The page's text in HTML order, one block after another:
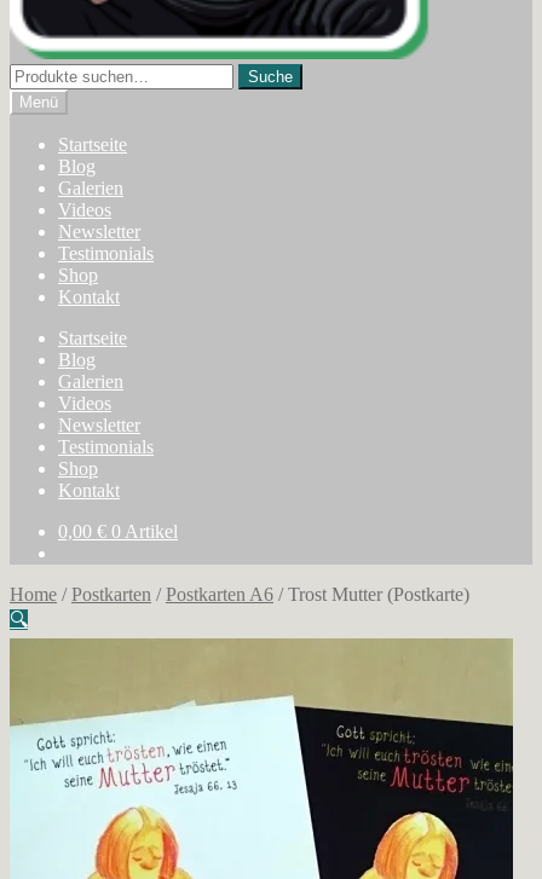
Suche
nach:
Suche
Menü
Startseite
Blog
Galerien
Videos
Newsletter
Testimonials
Shop
Kontakt
Startseite
Blog
Galerien
Videos
Newsletter
Testimonials
Shop
Kontakt
0,00 € 0 Artikel
Home /Postkarten /Postkarten A6 /Trost Mutter (Postkarte)
🔍